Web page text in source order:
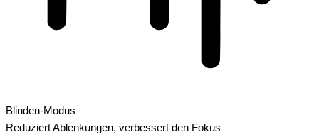
Blinden-Modus
Reduziert Ablenkungen, verbessert den Fokus